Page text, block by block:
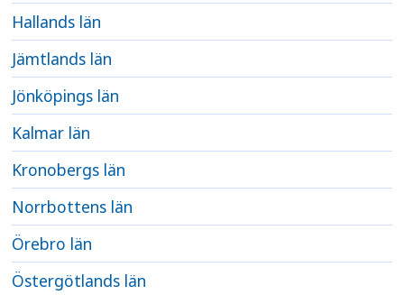
Hallands län
Jämtlands län
Jönköpings län
Kalmar län
Kronobergs län
Norrbottens län
Örebro län
Östergötlands län